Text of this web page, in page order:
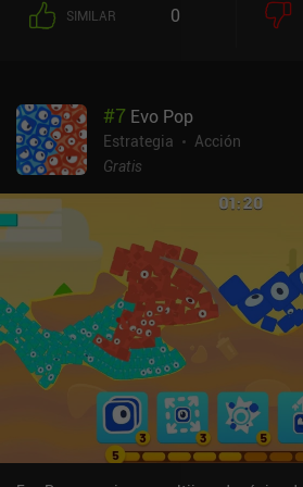
SIMILAR 0
#7 Evo Pop
Estrategia
Acción
Gratis